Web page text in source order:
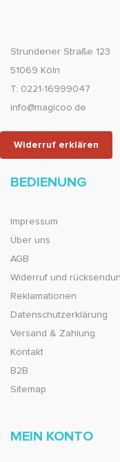
Strundener Straße 123
51069 Köln
T: 0221-16999047
info@magicoo.de
Widerruf erklären
BEDIENUNG
Impressum
Über uns
AGB
Widerruf und
Reklamationen
Datenschutzerklärung
Versand & Zahlung
Kontakt
B2B
Sitemap
MEIN KONTO